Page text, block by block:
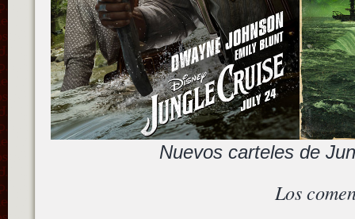
Nuevos carteles de
Los